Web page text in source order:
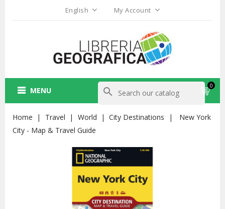
English My Account
0
MENU search
Home Travel World City Destinations
New York
City - Map & Travel Guide